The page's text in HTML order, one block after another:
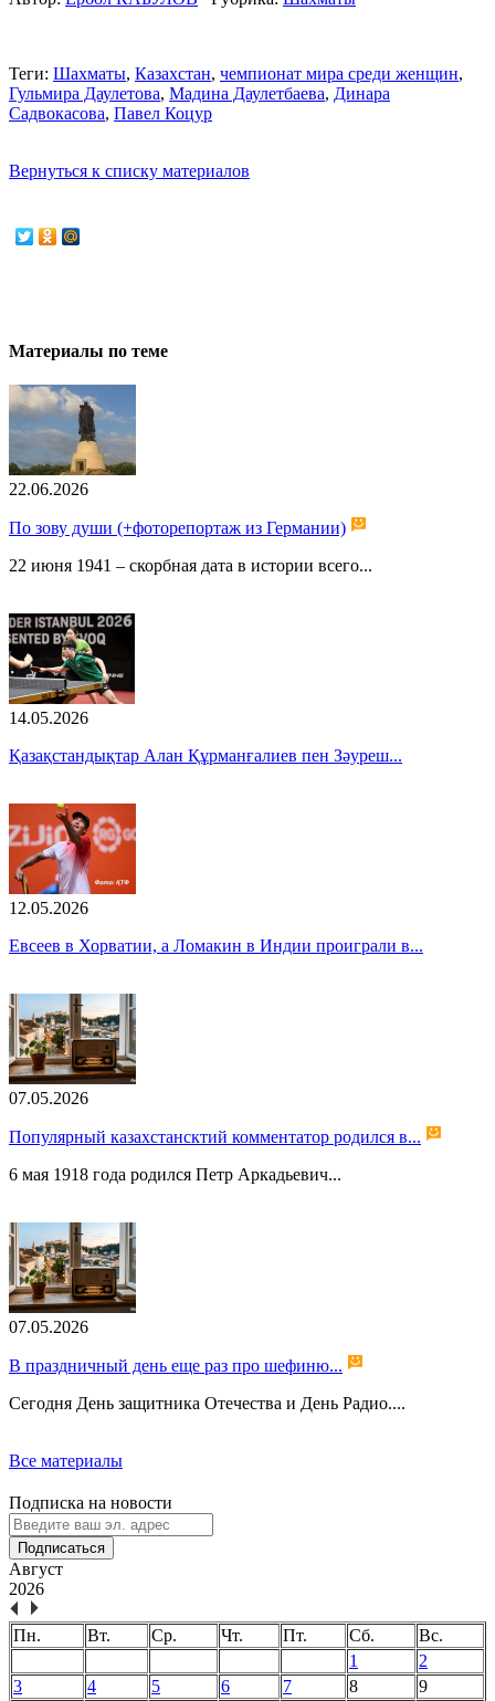
Теги: Шахматы, Казахстан, чемпионат мира среди женщин,
Гульмира Даулетова, Мадина Даулетбаева, Динара
Садвокасова, Павел Коцур
Вернуться к списку материалов
Материалы по теме
22.06.2026
По зову души (+фоторепортаж из Германии)
22 июня 1941 – скорбная дата в истории всего...
14.05.2026
Қазақстандықтар Алан Құрманғалиев пен Зәуреш...
12.05.2026
Евсеев в Хорватии, а Ломакин в Индии проиграли в...
07.05.2026
Популярный казахстансктий комментатор родился в...
6 мая 1918 года родился Петр Аркадьевич...
07.05.2026
В праздничный день еще раз про шефиню...
Сегодня День защитника Отечества и День Радио....
Все материалы
Подписка на новости
Подписаться
Август
2026
Пн. Вт. Ср. Чт. Пт. Сб.
Вс.
1
2
3
4 5 6 7 8
9